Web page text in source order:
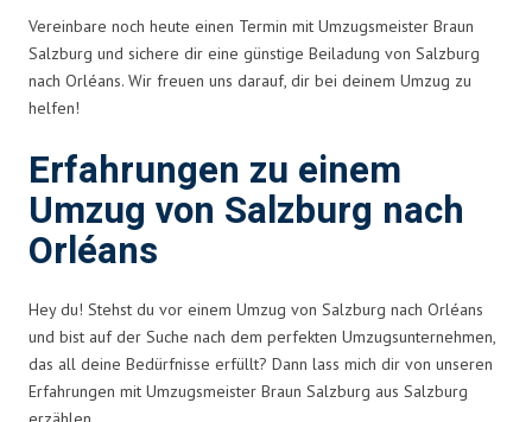
Vereinbare noch heute einen Termin mit Umzugsmeister Braun
Salzburg und sichere dir eine günstige Beiladung von Salzburg
nach Orléans. Wir freuen uns darauf, dir bei deinem Umzug zu
helfen!
Erfahrungen zu einem
Umzug von Salzburg nach
Orléans
Hey du! Stehst du vor einem Umzug von Salzburg nach Orléans
und bist auf der Suche nach dem perfekten Umzugsunternehmen,
das all deine Bedürfnisse erfüllt? Dann lass mich dir von unseren
Erfahrungen mit Umzugsmeister Braun Salzburg aus Salzburg